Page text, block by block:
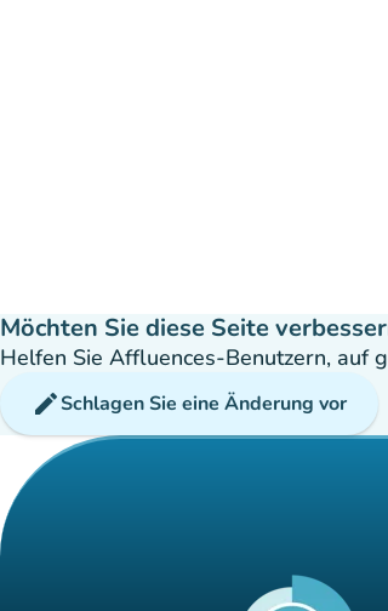
Möchten Sie diese Seite
Helfen Sie Affluences-Benutzern, auf
editSchlagen Sie eine Änderung vor